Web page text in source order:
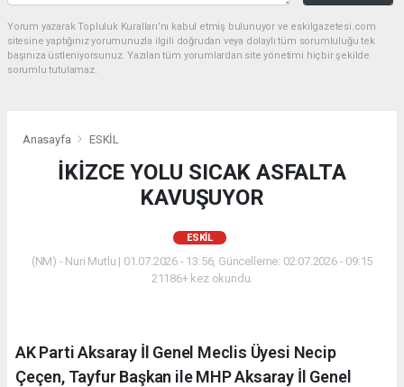
Yorum yazarak Topluluk Kuralları’nı kabul etmiş bulunuyor ve eskilgazetesi.com
sitesine yaptığınız yorumunuzla ilgili doğrudan veya dolaylı tüm sorumluluğu tek
başınıza üstleniyorsunuz. Yazılan tüm yorumlardan site yönetimi hiçbir şekilde
sorumlu tutulamaz.
Anasayfa ESKİL
İKİZCE YOLU SICAK ASFALTA
KAVUŞUYOR
ESKİL
(NM) - Nuri Mutlu | 01.07.2026 - 13:56, Güncelleme: 02.07.2026 - 09:15
21186+ kez okundu.
AK Parti Aksaray İl Genel Meclis Üyesi Necip
Çeçen, Tayfur Başkan ile MHP Aksaray İl Genel